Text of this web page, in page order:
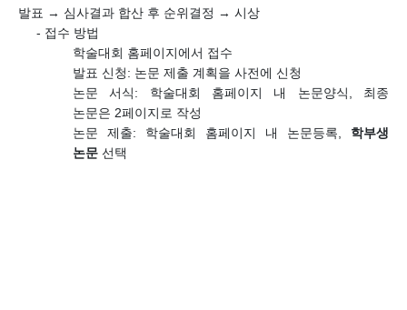
발표 → 심사결과 합산 후 순위결정 → 시상
- 접수 방법
학술대회 홈페이지에서 접수
발표 신청: 논문 제출 계획을 사전에 신청
논문 서식: 학술대회 홈페이지 내 논문양식
최종
논문은 2페이지로 작성
논문 제출: 학술대회 홈페이지 내 논문등록
학부생
논문 선택